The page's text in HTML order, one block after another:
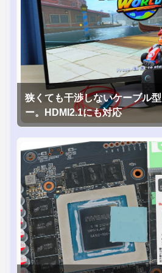
狭くても干渉しないケーブル
ー。HDMI2.1にも対応